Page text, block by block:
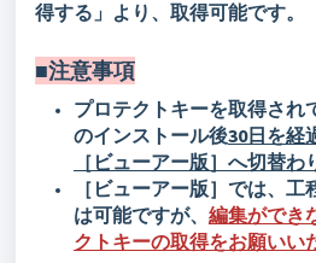
得する」より、取得可能です。
■注意事項
プロテクトキーを取得され
のインストール後30日を経
［ビューアー版］へ切替わ
［ビューアー版］では、
は可能ですが、 編集ができ
クトキーの取得をお願いい